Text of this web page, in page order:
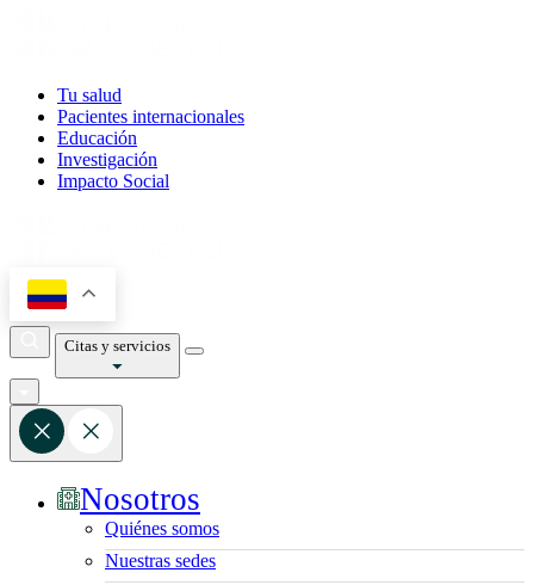
Tu salud
Pacientes internacionales
Educación
Investigación
Impacto Social
Citas y servicios
Nosotros
Quiénes somos
Nuestras sedes